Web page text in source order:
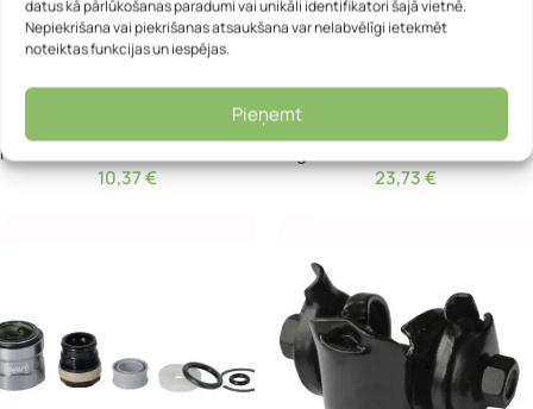
datus kā pārlūkošanas paradumi vai unikāli identifikatori šajā vietnē.
Nepiekrišana vai piekrišanas atsaukšana var nelabvēlīgi ietekmēt
noteiktas funkcijas un iespējas.
Pieņemt
RockShox
10,37€
Jagwire LEX-SL
23,73€